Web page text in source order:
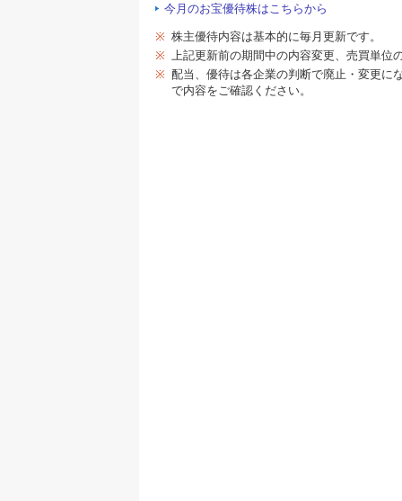
今月のお宝優待株はこちらから
※ 株主優待内容は基本的に毎月更新です。
※ 上記更新前の期間中の内容変更、売買単位
※ 配当、優待は各企業の判断で廃止・変更に
で内容をご確認ください。